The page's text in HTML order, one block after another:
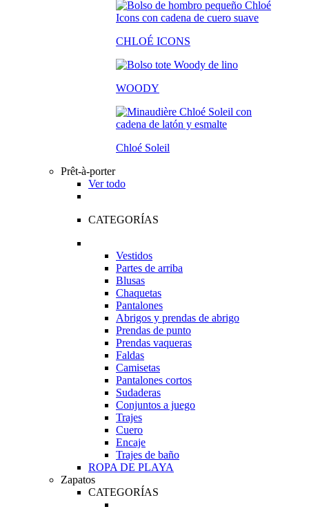
CHLOÉ ICONS
WOODY
Chloé Soleil
Prêt-à-porter
Ver todo
CATEGORÍAS
Vestidos
Partes de arriba
Blusas
Chaquetas
Pantalones
Abrigos y prendas de abrigo
Prendas de punto
Prendas vaqueras
Faldas
Camisetas
Pantalones cortos
Sudaderas
Conjuntos a juego
Trajes
Cuero
Encaje
Trajes de baño
ROPA DE PLAYA
Zapatos
CATEGORÍAS